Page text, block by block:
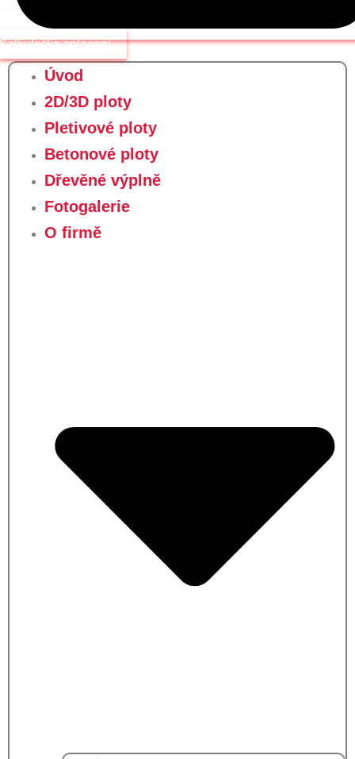
Kalkulačka oplocení
Úvod
2D/3D ploty
Pletivové ploty
Betonové ploty
Dřevěné výplně
Fotogalerie
O firmě